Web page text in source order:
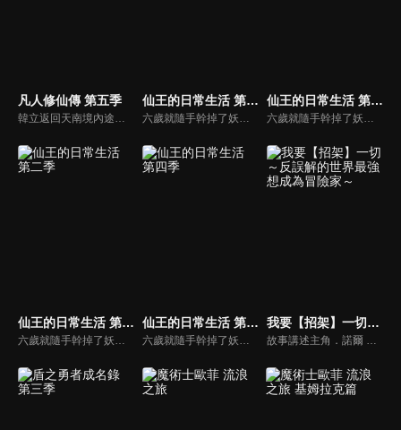
凡人修仙傳 第五季
韓立返回天南境內途中，從慕蘭法士手中救下了舊識，從而得知南宮婉音訊，他決定前往掩月宗……慕蘭大舉入侵天南，黃龍山戰役中韓立殺招頻出，一戰成名！
仙王的日常生活 第三季
六歲就隨手幹掉了妖王吞天蛤，作爲一個無所不能的修真奇才，王令得隱藏自己的大能，在一羣平凡的修真學生中活下去。普通人追求的錢財，仙術，法寶，聲名，這個年輕人都不在意。無論豪門千金孫蓉的愛慕，影流頂級殺手的狙殺，父母無間斷的囉嗦，都無法阻止他對乾脆面的追求。
仙王的日常生活 第一季
六歲就隨手幹掉了妖王吞天蛤，作爲一個無所不能的修真奇才，王令得隱藏自己的大能，在一羣平凡的修真學生中活下去。普通人追求的錢財，仙術，法寶，聲名，這個年輕人都不在意。無論豪門千金孫蓉的愛慕，影流頂級殺手的狙殺，父母無間斷的囉嗦，都無法阻止他對乾脆面的追求。
仙王的日常生活 第二季
六歲就隨手幹掉了妖王吞天蛤，作爲一個無所不能的修真奇才，王令得隱藏自己的大能，在一羣平凡的修真學生中活下去。普通人追求的錢財，仙術，法寶，聲名，這個年輕人都不在意。無論豪門千金孫蓉的愛慕，影流頂級殺手的狙殺，父母無間斷的囉嗦，都無法阻止他對乾脆面的追求。
仙王的日常生活 第四季
六歲就隨手幹掉了妖王吞天蛤，作爲一個無所不能的修真奇才，王令得隱藏自己的大能，在一羣平凡的修真學生中活下去。普通人追求的錢財，仙術，法寶，聲名，這個年輕人都不在意。無論豪門千金孫蓉的愛慕，影流頂級殺手的狙殺，父母無間斷的囉嗦，都無法阻止他對乾脆面的追求。
我要【招架】一切～反誤解的世界最強想成為冒險家～
故事講述主角．諾爾 是個憧憬冒險者卻沒有才能的青年。不過努力不懈的他，將透過磨練防禦技「招架」，讓自己從最低階提升到異次元的領域，並在拯救王女後展開意想不到的經歷。